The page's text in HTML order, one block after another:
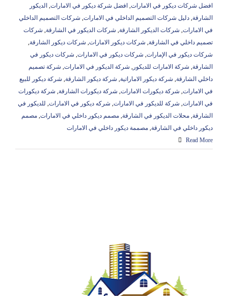
افضل شركات ديكور في الامارات, افضل شركة ديكور في الامارات, الديكور
الشارقة, دليل شركات التصميم الداخلي في الامارات, شركات التصميم الداخلي
في الامارات, شركات الديكور الشارقة, شركات الديكور في الشارقة, شركات
تصميم داخلي في الشارقة, شركات ديكور الامارات, شركات ديكور الشارقة,
شركات ديكور في الإمارات, شركات ديكور في الامارات, شركات ديكور في
الشارقة, شركة الامارات للديكور , شركة الديكور في الامارات, شركة تصميم
داخلي الشارقة, شركة ديكور الاماراتية, شركة ديكور الشارقة, شركة ديكور للبيع
في الامارات, شركة ديكورات الامارات, شركة ديكورات الشارقة, شركة ديكورات
في الامارات, شركة للديكور في الامارات, شركه ديكور في الامارات, للديكور في
الشارقة, محلات الديكور في الشارقة, مصمم ديكور داخلي في الامارات, مصمم
ديكور داخلي في الشارقة, مصممة ديكور داخلي في الامارات
Read More